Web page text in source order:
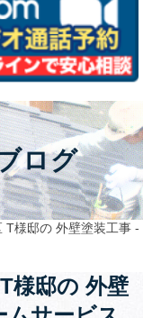
ログ
様邸の 外壁塗装工事 ‐
様邸の 外壁